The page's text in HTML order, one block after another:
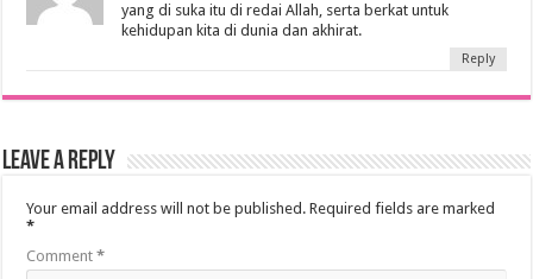
yang di suka itu di redai Allah, serta berkat untuk
kehidupan kita di dunia dan akhirat.
Reply
Leave a Reply
Your email address will not be published. Required fields are marked
*
Comment*